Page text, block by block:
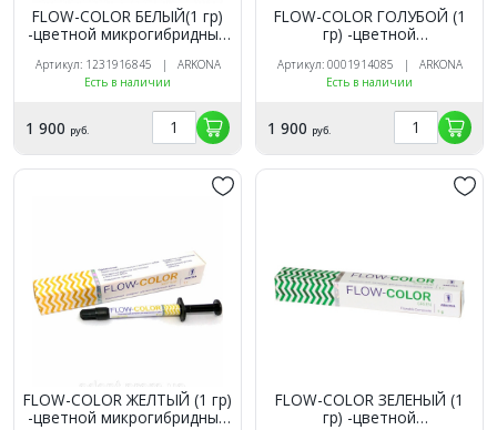
FLOW-COLOR БЕЛЫЙ(1 гр)
-цветной микрогибридный
"flow", ARKONA
Артикул: 1231916845 | ARKONA
Есть в наличии
1 900 руб.
FLOW-COLOR ГОЛУБОЙ (1
гр) -цветной
светоотв.композит типа
"flow", ARKONA
Артикул: 0001914085 | ARKONA
Есть в наличии
1 900 руб.
FLOW-COLOR ЖЕЛТЫЙ (1 гр)
-цветной микрогибридный
FLOW-COLOR ЗЕЛЕНЫЙ (1
гр) -цветной